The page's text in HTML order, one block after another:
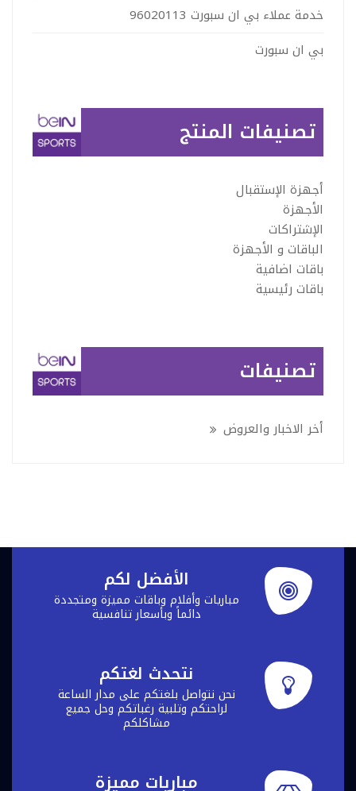
خدمة عملاء بي ان سبورت 96020113
بي ان سبورت
تصنيفات المنتج
أجهزة الإستقبال
الأجهزة
الإشتراكات
الباقات و الأجهزة
باقات اضافية
باقات رئيسية
تصنيفات
أخر الاخبار والعروض
الأفضل لكم
مباريات وأفلام وباقات مميزة ومتجددة
دائماً وبأسعار تنافسية
نتحدث لغتكم
نحن نتواصل بلغتكم على مدار الساعة
لراحتكم وتلبية رغباتكم وحل جميع
مشاكلكم
مباريات مميزة